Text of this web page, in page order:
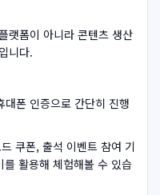
랫폼이 아니라 콘텐츠 생산
니다.
대폰 인증으로 간단히 진행
쿠폰, 출석 이벤트 참여 기
활용해 체험해볼 수 있습